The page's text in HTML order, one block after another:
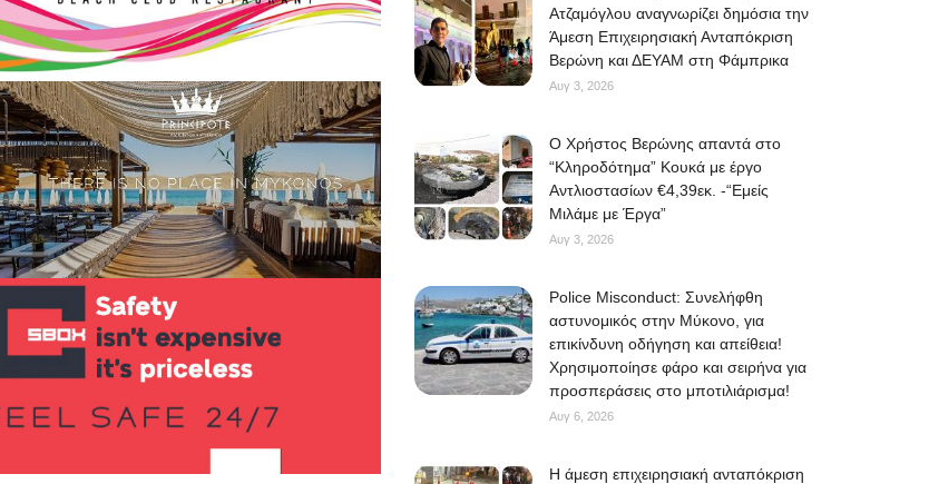
Ατζαμόγλου αναγνωρίζει δημόσια την
Άμεση Επιχειρησιακή Ανταπόκριση
Βερώνη και ΔΕΥΑΜ στη Φάμπρικα
Αυγ 3, 2026
O Χρήστος Βερώνης απαντά στο
“Κληροδότημα” Κουκά με έργο
Αντλιοστασίων €4,39εκ. -“Εμείς
Μιλάμε με Έργα”
Αυγ 3, 2026
Police Misconduct: Συνελήφθη
αστυνομικός στην Μύκονο, για
επικίνδυνη οδήγηση και απείθεια!
Χρησιμοποίησε φάρο και σειρήνα για
προσπεράσεις στο μποτιλιάρισμα!
Αυγ 6, 2026
Η άμεση επιχειρησιακή ανταπόκριση